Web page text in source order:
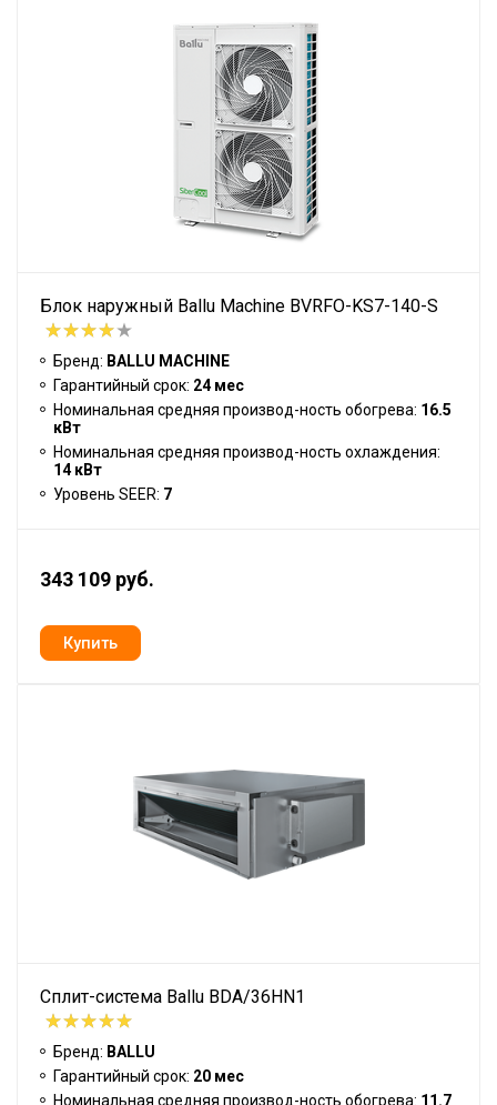
Блок наружный Ballu Machine BVRFO-KS7-140-S
Бренд: BALLU MACHINE
Гарантийный срок: 24 мес
Номинальная средняя производ-ность обогрева: 16.5
кВт
Номинальная средняя производ-ность охлаждения:
14 кВт
Уровень SEER: 7
343 109 руб.
Сплит-система Ballu BDA/36HN1
Бренд: BALLU
Гарантийный срок: 20 мес
Номинальная средняя производ-ность обогрева: 11.7